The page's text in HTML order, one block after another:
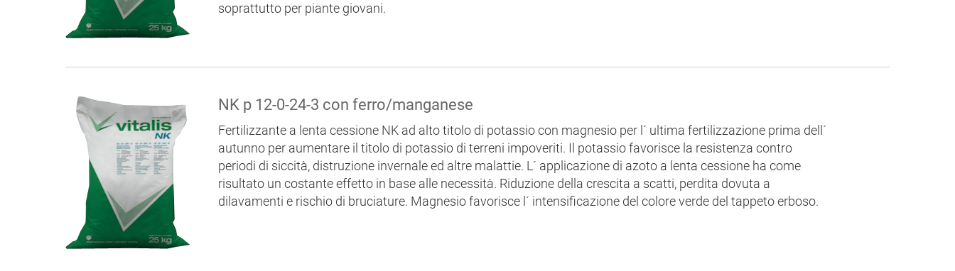
soprattutto per piante giovani.
NK p 12-0-24-3 con ferro/manganese
Fertilizzante a lenta cessione NK ad alto titolo di potassio con magnesio per l´ ultima fertilizzazione prima dell´
autunno per aumentare il titolo di potassio di terreni impoveriti. Il potassio favorisce la resistenza contro
periodi di siccità, distruzione invernale ed altre malattie. L´ applicazione di azoto a lenta cessione ha come
risultato un costante effetto in base alle necessità. Riduzione della crescita a scatti, perdita dovuta a
dilavamenti e rischio di bruciature. Magnesio favorisce l´ intensificazione del colore verde del tappeto erboso.